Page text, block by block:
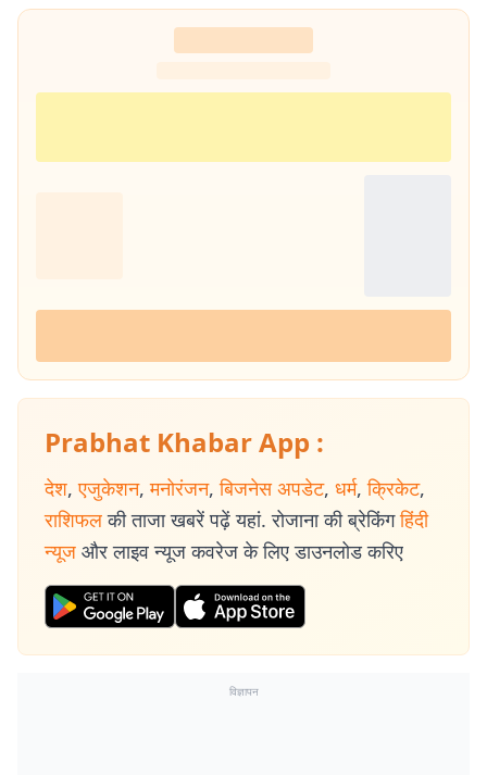
Prabhat Khabar App :
देश, एजुकेशन, मनोरंजन, बिजनेस अपडेट, धर्म, क्रिकेट,
राशिफल की ताजा खबरें पढ़ें यहां. रोजाना की ब्रेकिंग हिंदी
न्यूज और लाइव न्यूज कवरेज के लिए डाउनलोड करिए
विज्ञापन